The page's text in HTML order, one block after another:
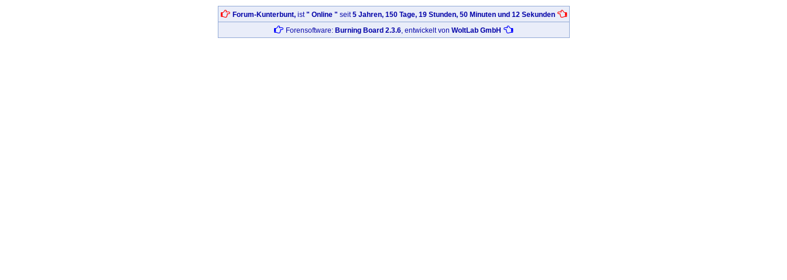
Forum-Kunterbunt,ist" Online " seit5 Jahren, 150 Tage, 19 Stunden, 50 Minuten und 12 Sekunden
Forensoftware: Burning Board 2.3.6, entwickelt von WoltLab GmbH